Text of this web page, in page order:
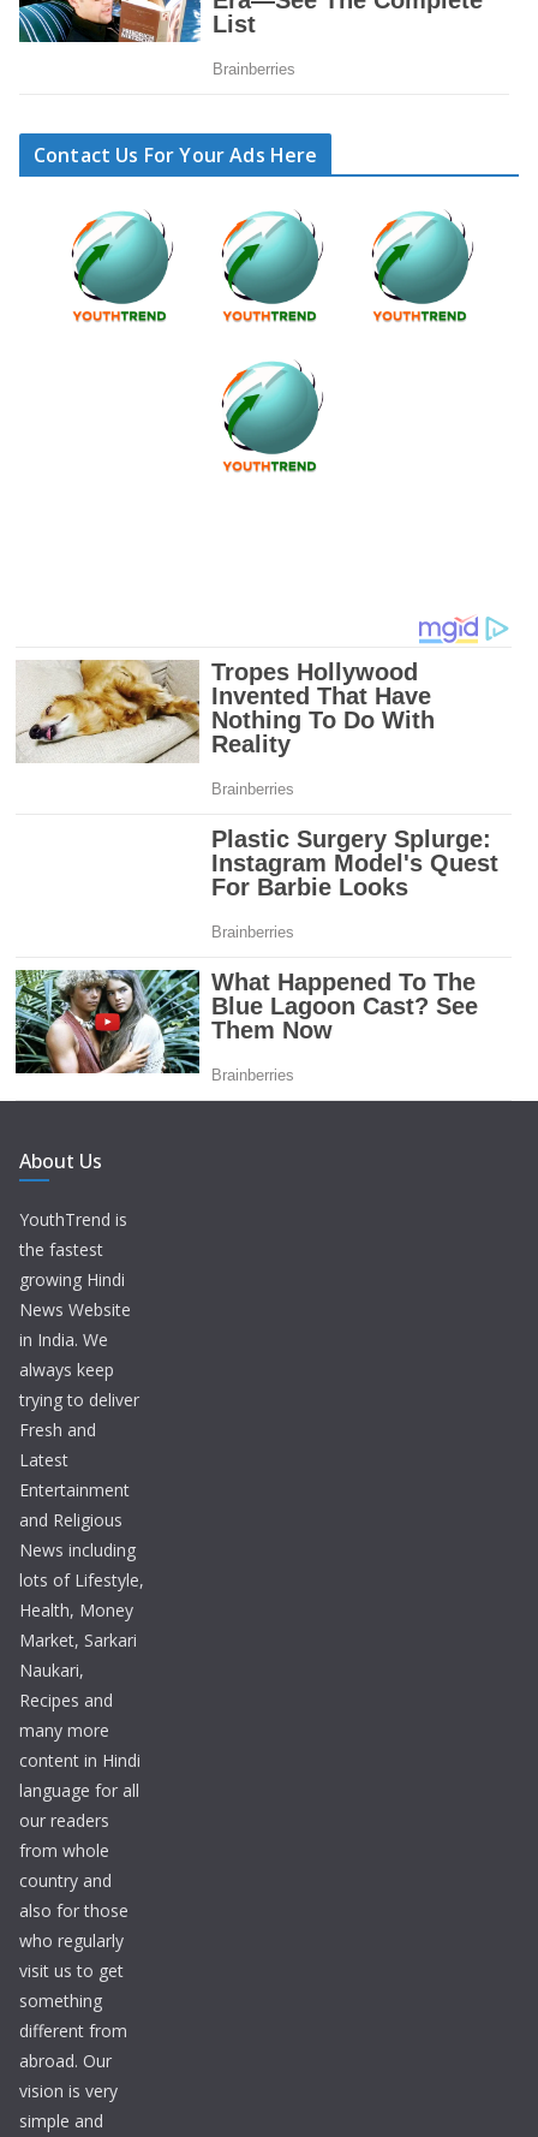
Contact Us For Your Ads Here
About Us
YouthTrend is
the fastest
growing Hindi
News Website
in India. We
always keep
trying to deliver
Fresh and
Latest
Entertainment
and Religious
News including
lots of Lifestyle,
Health, Money
Market, Sarkari
Naukari,
Recipes and
many more
content in Hindi
language for all
our readers
from whole
country and
also for those
who regularly
visit us to get
something
different from
abroad. Our
vision is very
simple and